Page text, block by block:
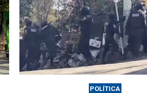
POLÍTICA